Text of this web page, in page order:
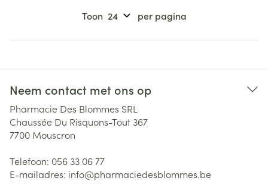
Toon per pagina
Neem contact met ons op
Pharmacie Des Blommes SRL
Chaussée Du Risquons-Tout 367
7700 Mouscron
Telefoon: 056 33 06 77
E-mailadres: info@pharmaciedesblommes.be